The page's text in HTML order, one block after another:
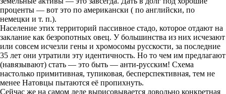
проценты — вот это по американски ( по английски, по
немецки и т. п.).
Население этих территорий пассивное стадо, которое отдают на
заклание как безропотных овец. У большинства из них исчезают
или совсем исчезли гены и хромосомы русскости, за последние
35 лет они утратили эту идентичность. Но то чем им предлагают
(навязывают) стать — это быть — анти-русским! Схема
настолько примитивная, тупиковая, бесперспективная, тем не
менее Натовцы пытаются её пропихнуть.
Сейчас же на самом деле вырисовывается довольно конкретная